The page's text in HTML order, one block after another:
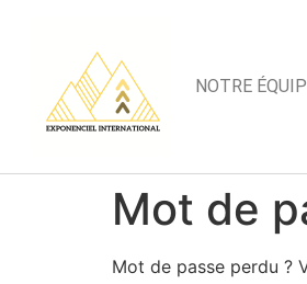
NOTRE
Mot de
Mot de passe perdu ?